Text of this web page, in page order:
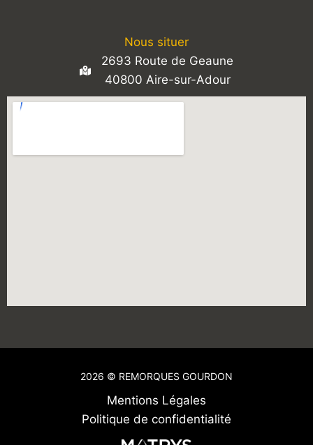
Nous situer
2693 Route de Geaune
40800 Aire-sur-Adour
2026 © REMORQUES GOURDON
Mentions Légales
Politique de confidentialité